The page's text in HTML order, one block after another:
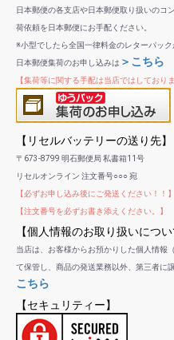
日本郵便の各支店や日本郵便取り扱いのコ
荷依頼を日本郵便にお手配ください。
※小型でしたら全国一律料金のレターパック
日本郵便集荷のお申し込みは ＞こちら
【集荷等に関する手配は当店ではしており
【リセルバッテリーの送り先】
〒673-8799 明石郵便局 私書箱11号
リセルオンライン 注文番号○○○ 宛
【必ずお申し込み後にご発送ください！！】
【注文番号を必ずお書き添えください。】
【個人情報のお取り扱いについ
当店は、お客様からお預かりした個人情報
て保管し、商品の発送業務以外、第三者に
こちら
【セキュリティー】